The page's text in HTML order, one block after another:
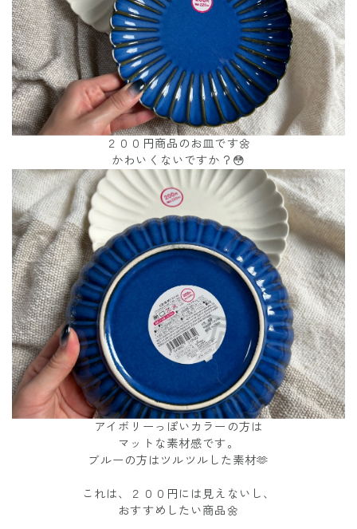
２００円商品のお皿です🌼
かわいくないですか？😳
アイボリーっぽいカラーの方は
マットな素材感です。
ブルーの方はツルツルした素材🫶
これは、２００円には見えないし、
おすすめしたい商品🌼